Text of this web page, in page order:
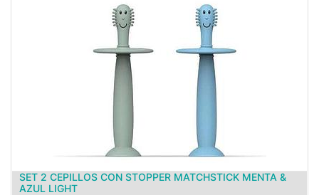
SET 2 CEPILLOS CON STOPPER MATCHSTICK MENTA &
AZUL LIGHT